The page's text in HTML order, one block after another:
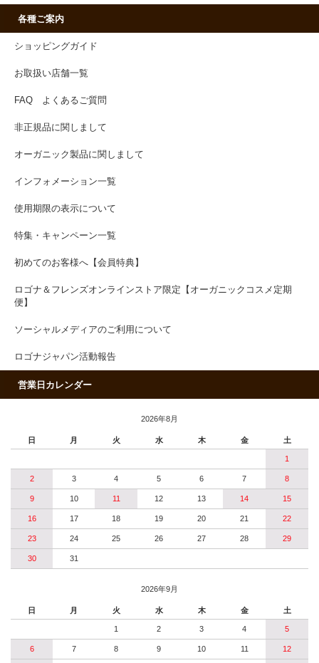
各種ご案内
ショッピングガイド
お取扱い店舗一覧
FAQ よくあるご質問
非正規品に関しまして
オーガニック製品に関しまして
インフォメーション一覧
使用期限の表示について
特集・キャンペーン一覧
初めてのお客様へ【会員特典】
ロゴナ＆フレンズオンラインストア限定【オーガニックコスメ定期
便】
ソーシャルメディアのご利用について
ロゴナジャパン活動報告
営業日カレンダー
2026年8月
日 月 火 水 木 金 土
1
2 3 4 5 6 7 8
9 10 11 12 13 14 15
16 17 18 19 20 21 22
23 24 25 26 27 28 29
30 31
2026年9月
日 月 火 水 木 金 土
1 2 3 4 5
6 7 8 9 10 11 12